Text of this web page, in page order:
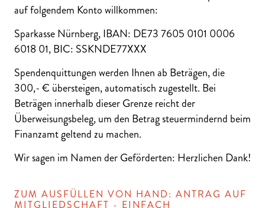
auf folgendem Konto willkommen:
Sparkasse Nürnberg, IBAN: DE73 7605 0101 0006
6018 01, BIC: SSKNDE77XXX
Spendenquittungen werden Ihnen ab Beträgen, die
300,- € übersteigen, automatisch zugestellt. Bei
Beträgen innerhalb dieser Grenze reicht der
Überweisungsbeleg, um den Betrag steuermindernd beim
Finanzamt geltend zu machen.
Wir sagen im Namen der Geförderten: Herzlichen Dank!
ZUM AUSFÜLLEN VON HAND: ANTRAG AUF
MITGLIEDSCHAFT - EINFACH